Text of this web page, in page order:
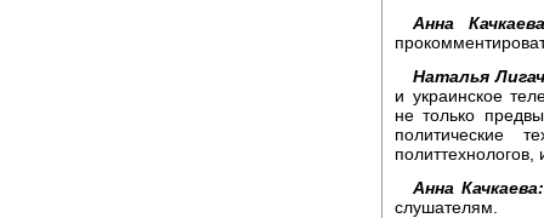
Анна
Наталья
и украинское
не только
политические
Анна Качкаева:
слушателям.